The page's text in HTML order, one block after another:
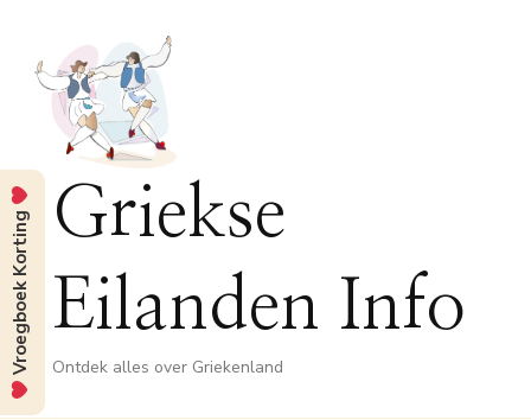
Griekse
Eilanden Info
Ontdek alles over Griekenland
Vroegboek Korting